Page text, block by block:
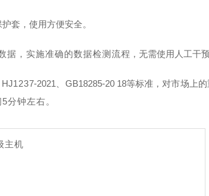
套，使用方便安全。
据，实施准确的数据检测流程，无需使用人工干
HJ1237-2021、 GB18285-20 18等标准，对市场上
5分钟左右。
主机